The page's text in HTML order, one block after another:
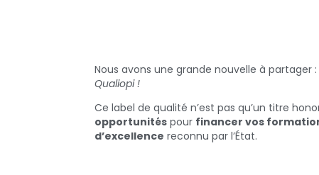
Nous avons une grande nouvelle à partager :
Qualiopi !
Ce label de qualité n’est pas qu’un titre
opportunités pour financer vos
d’excellence reconnu par l’État.